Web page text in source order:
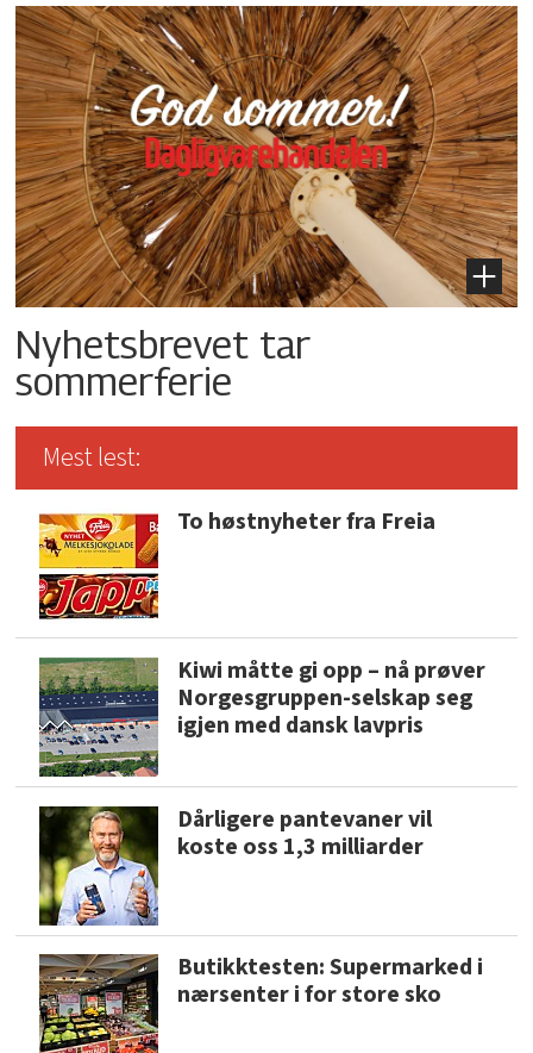
Nyhetsbrevet tar
sommerferie
Mest lest:
To høstnyheter fra Freia
Kiwi måtte gi opp – nå prøver
Norgesgruppen-selskap seg
igjen med dansk lavpris
Dårligere pantevaner vil
koste oss 1,3 milliarder
Butikktesten: Supermarked i
nærsenter i for store sko